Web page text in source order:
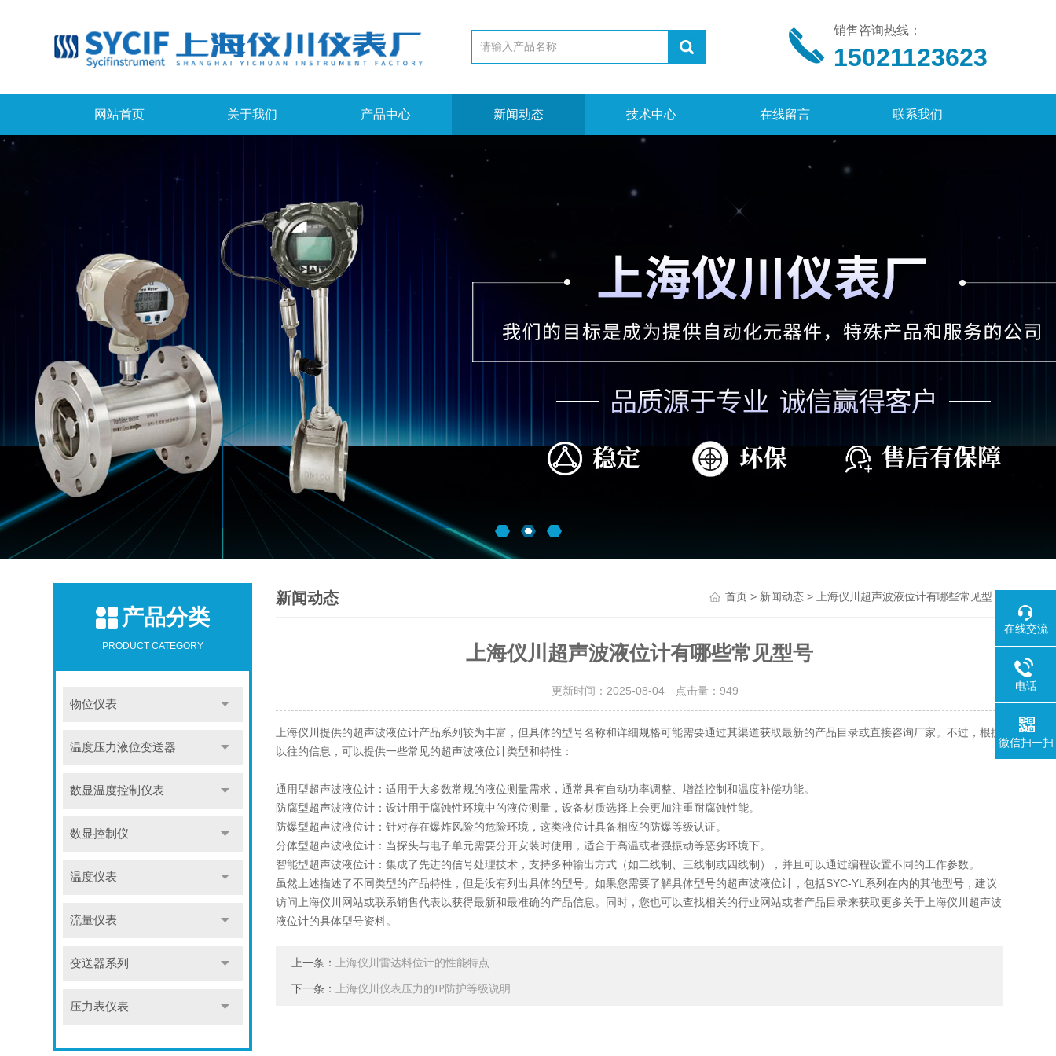
销售咨询热线：
15021123623
网站首页 关于我们 产品中心 新闻动态 技术中心 在线留言 联系我们
产品分类
PRODUCT CATEGORY
物位仪表
温度压力液位变送器
数显温度控制仪表
数显控制仪
温度仪表
流量仪表
变送器系列
压力表仪表
新闻动态 首页> 新闻动态> 上海仪川超声波液位计有哪些常见型号
上海仪川超声波液位计有哪些常见型号
更新时间：2025-08-04 点击量：949
上海仪川提供的超声波液位计产品系列较为丰富，但具体的型号名称和详细规格可能需要通过其渠道获取最新的产品目录或直接咨询厂家。不过，根据
以往的信息，可以提供一些常见的超声波液位计类型和特性：
通用型超声波液位计：适用于大多数常规的液位测量需求，通常具有自动功率调整、增益控制和温度补偿功能。
防腐型超声波液位计：设计用于腐蚀性环境中的液位测量，设备材质选择上会更加注重耐腐蚀性能。
防爆型超声波液位计：针对存在爆炸风险的危险环境，这类液位计具备相应的防爆等级认证。
分体型超声波液位计：当探头与电子单元需要分开安装时使用，适合于高温或者强振动等恶劣环境下。
智能型超声波液位计：集成了先进的信号处理技术，支持多种输出方式（如二线制、三线制或四线制），并且可以通过编程设置不同的工作参数。
虽然上述描述了不同类型的产品特性，但是没有列出具体的型号。如果您需要了解具体型号的超声波液位计，包括SYC-YL系列在内的其他型号，建议
访问上海仪川网站或联系销售代表以获得最新和最准确的产品信息。同时，您也可以查找相关的行业网站或者产品目录来获取更多关于上海仪川超声波
液位计的具体型号资料。
上一条： 上海仪川雷达料位计的性能特点
下一条： 上海仪川仪表压力的IP防护等级说明
在线交流
电话
微信扫一扫